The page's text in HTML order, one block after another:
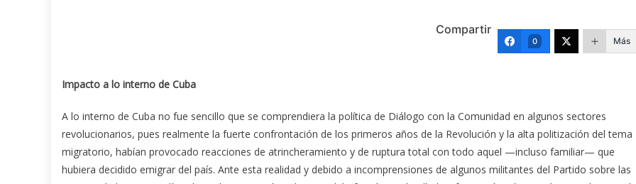
Compartir
0 Más
Impacto a lo interno de Cuba
A lo interno de Cuba no fue sencillo que se comprendiera la política de Diálogo con la Comunidad en algunos sectores
revolucionarios, pues realmente la fuerte confrontación de los primeros años de la Revolución y la alta politización del tema
migratorio, habían provocado reacciones de atrincheramiento y de ruptura total con todo aquel —incluso familiar— que
hubiera decidido emigrar del país. Ante esta realidad y debido a incomprensiones de algunos militantes del Partido sobre las